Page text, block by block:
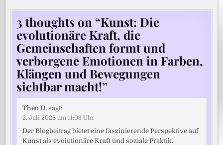
3 thoughts on “Kunst: Die
evolutionäre Kraft, die
Gemeinschaften formt und
verborgene Emotionen in Farben,
Klängen und Bewegungen
sichtbar macht!”
Theo D. sagt:
2. Juli 2026 um 11:03 Uhr
Der Blogbeitrag bietet eine faszinierende Perspektive auf
Kunst als evolutionäre Kraft und soziale Praktik.